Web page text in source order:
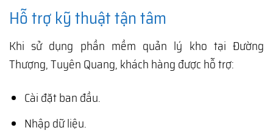
Hỗ trợ kỹ thuật tận tâm
Khi sử dụng phần mềm quản lý kho tại Đường
Thượng, Tuyên Quang, khách hàng được hỗ trợ:
Cài đặt ban đầu.
Nhập dữ liệu.